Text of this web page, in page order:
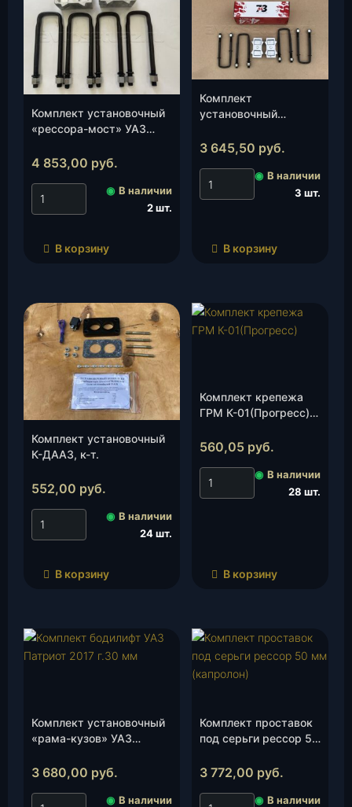
Комплект установочный
«рессора-мост» УАЗ
«AUTOGUR73», к-т.
4 853,00 руб.
◉ В наличии
2 шт.
В корзину
Комплект
установочный
УАЗ-2206 Евро,
«AUTOGUR73», к-т.
3 645,50 руб.
◉ В наличии
3 шт.
В корзину
Комплект установочный
К-ДААЗ, к-т.
552,00 руб.
◉ В наличии
24 шт.
В корзину
Комплект крепежа
ГРМ К-01(Прогресс)
405/406/409), к-т.
560,05 руб.
◉ В наличии
28 шт.
В корзину
Комплект установочный
«рама-кузов» УАЗ
т.
3 680,00 руб.
◉ В наличии
Комплект проставок
под серьги рессор 50
3 772,00 руб.
◉ В наличии